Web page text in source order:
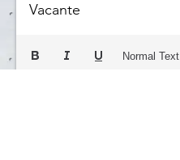
Vacante
Normal Text